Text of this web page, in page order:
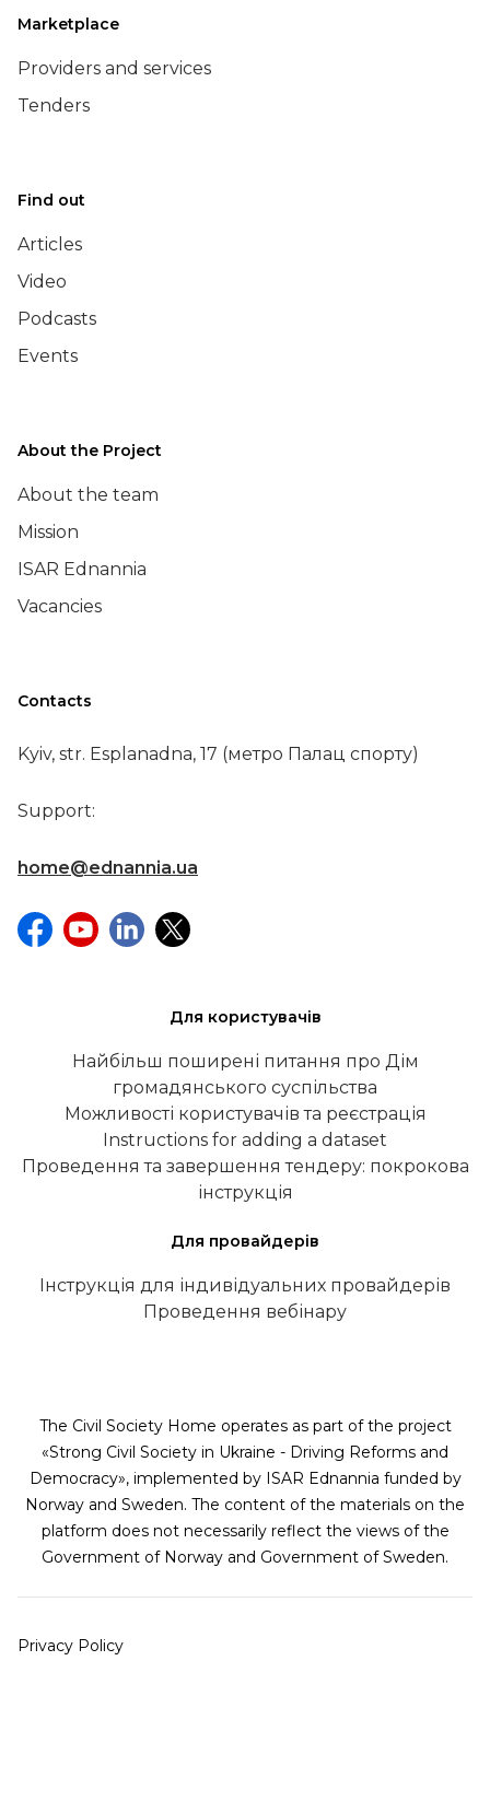
Marketplace
Providers and services
Tenders
Find out
Articles
Video
Podcasts
Events
About the Project
About the team
Mission
ISAR Ednannia
Vacancies
Contacts
Kyiv, str. Esplanadna, 17 (метро Палац спорту)
Support:
home@ednannia.ua
Для користувачів
Найбільш поширені питання про Дім
громадянського суспільства
Можливості користувачів та реєстрація
Instructions for adding a dataset
Проведення та завершення тендеру: покрокова
інструкція
Для провайдерів
Інструкція для індивідуальних провайдерів
Проведення вебінару
The Civil Society Home operates as part of the project
«Strong Civil Society in Ukraine - Driving Reforms and
Democracy», implemented by ISAR Ednannia funded by
Norway and Sweden. The content of the materials on the
platform does not necessarily reflect the views of the
Government of Norway and Government of Sweden.
Privacy Policy